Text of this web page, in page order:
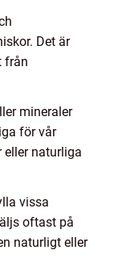
Det är
från
mineraler
för vår
naturliga
vissa
oftast på
naturligt eller